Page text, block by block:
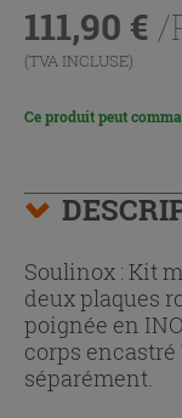
111,90 € /
(TVA INCLUSE)
Ce produit peut
Soulinox : Kit
deux plaques
poignée en
corps encastré
séparément.